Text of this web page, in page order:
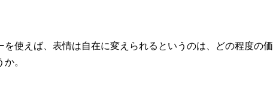
使えば、表情は自在に変えられるというのは、どの程度の価
。